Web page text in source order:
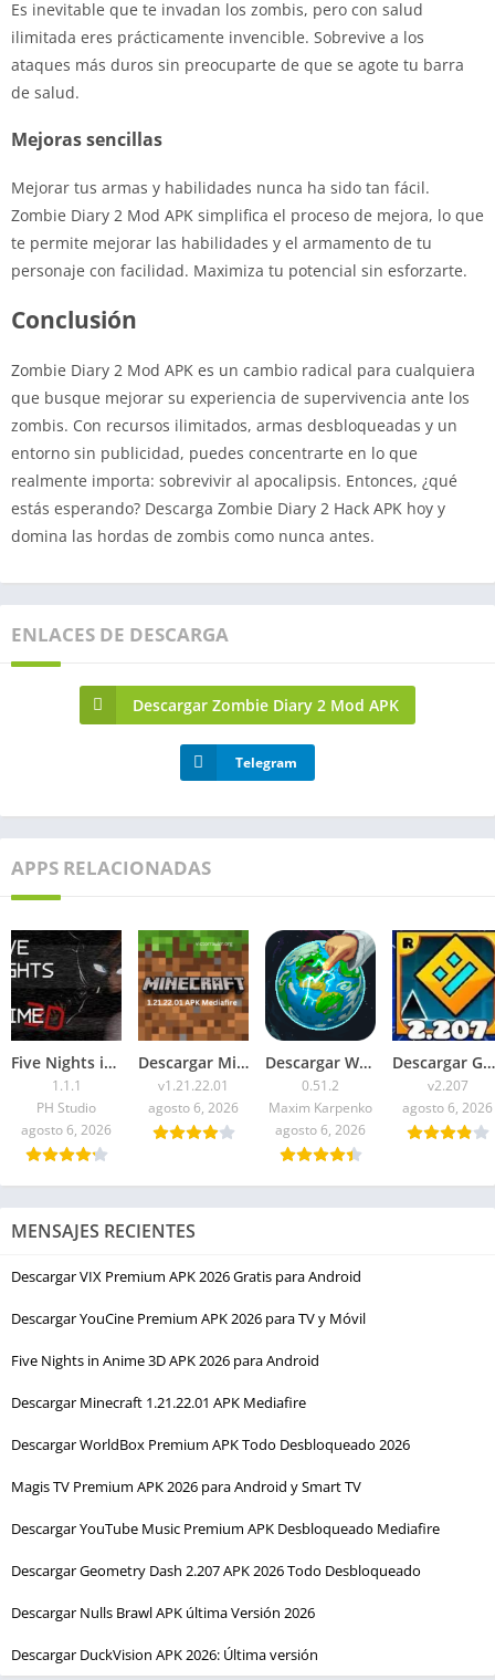
Es inevitable que te invadan los zombis, pero con salud
ilimitada eres prácticamente invencible. Sobrevive a los
ataques más duros sin preocuparte de que se agote tu barra
de salud.
Mejoras sencillas
Mejorar tus armas y habilidades nunca ha sido tan fácil.
Zombie Diary 2 Mod APK simplifica el proceso de mejora, lo que
te permite mejorar las habilidades y el armamento de tu
personaje con facilidad. Maximiza tu potencial sin esforzarte.
Conclusión
Zombie Diary 2 Mod APK es un cambio radical para cualquiera
que busque mejorar su experiencia de supervivencia ante los
zombis. Con recursos ilimitados, armas desbloqueadas y un
entorno sin publicidad, puedes concentrarte en lo que
realmente importa: sobrevivir al apocalipsis. Entonces, ¿qué
estás esperando? Descarga Zombie Diary 2 Hack APK hoy y
domina las hordas de zombis como nunca antes.
ENLACES DE DESCARGA
Descargar Zombie Diary 2 Mod APK
Telegram
APPS RELACIONADAS
Five Nights in Anime 3D APK 2026 para Android
1.1.1
PH Studio
agosto 6, 2026
Descargar Minecraft 1.21.22.01 APK Mediafire
v1.21.22.01
agosto 6, 2026
Descargar WorldBox Premium APK Todo Desbloqueado 2026
0.51.2
Maxim Karpenko
agosto 6, 2026
Descargar Geometry Dash 2.207 APK 2026 Todo Desbloqueado
v2.207
agosto 6, 2026
MENSAJES RECIENTES
Descargar VIX Premium APK 2026 Gratis para Android
Descargar YouCine Premium APK 2026 para TV y Móvil
Five Nights in Anime 3D APK 2026 para Android
Descargar Minecraft 1.21.22.01 APK Mediafire
Descargar WorldBox Premium APK Todo Desbloqueado 2026
Magis TV Premium APK 2026 para Android y Smart TV
Descargar YouTube Music Premium APK Desbloqueado Mediafire
Descargar Geometry Dash 2.207 APK 2026 Todo Desbloqueado
Descargar Nulls Brawl APK última Versión 2026
Descargar DuckVision APK 2026: Última versión